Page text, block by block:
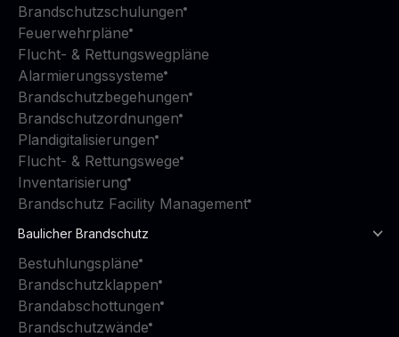
Brandschutzschulungen
Feuerwehrpläne
Flucht- & Rettungswegpläne
Alarmierungssysteme
Brandschutzbegehungen
Brandschutzordnungen
Plandigitalisierungen
Flucht- & Rettungswege
Inventarisierung
Brandschutz Facility Management
Baulicher Brandschutz
Bestuhlungspläne
Brandschutzklappen
Brandabschottungen
Brandschutzwände